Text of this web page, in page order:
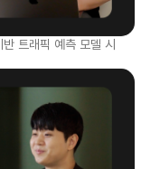
트래픽 예측 모델 시